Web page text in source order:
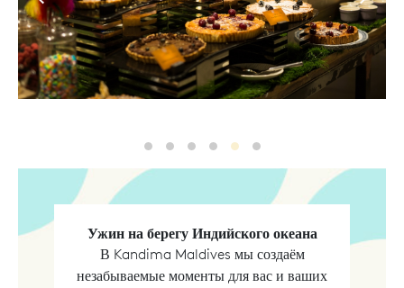
Destination Dining
Destination Dining2
Destination Dining3
Destination Dining4
Destination Dining5
Ужин на берегу Индийского океана
В Kandima Maldives мы создаём
незабываемые моменты для вас и ваших